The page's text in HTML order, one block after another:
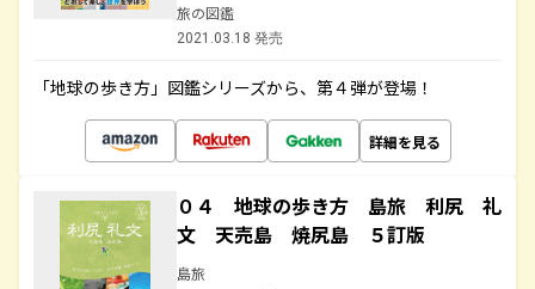
旅の図鑑
2021.03.18 発売
「地球の歩き方」図鑑シリーズから、第４弾が登場！
詳細を見る
０４ 地球の歩き方 島旅 利尻 礼
文 天売島 焼尻島 ５訂版
島旅